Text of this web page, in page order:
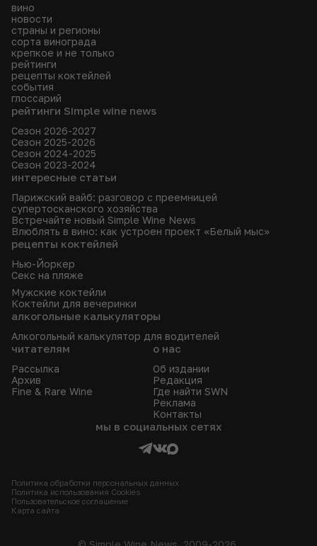
вино
новости
страны и регионы
сорта винограда
крепкое и не только
рейтинги
рецепты коктейлей
события
глоссарий
рейтинги Simple wine news
Сезон 2026-2027
Сезон 2025-2026
Сезон 2024-2025
Сезон 2023-2024
интересные статьи
Парижский вайб: разговор с преемницей
супертосканского хозяйства
Встречайте новый Simple Wine News
Влюблять в вино: как устроен проект «Белый мыс»
рецепты коктейлей
Нью-Йоркер
Секс на пляже
Мужские коктейли
Коктейли для вечеринки
алкогольные калькуляторы
Алкогольный калькулятор для водителей
читателям
Рассылка
Архив
Fine & Rare Wine
о нас
Об издании
Редакция
Где найти SWN
Реклама
Контакты
мы в социальных сетях
Политика обработки персональных данных
Политика использования Сookies
Пользовательское соглашение
Карта сайта